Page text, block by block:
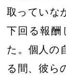
取っていな
下回る報酬
た 。 個人の
る間、彼ら